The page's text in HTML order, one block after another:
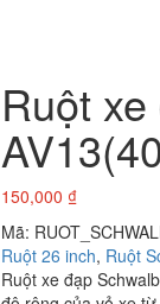
Ruột
150,000 ₫
Mã:
Ruột 26 inch, Ruột
Ruột xe đạp